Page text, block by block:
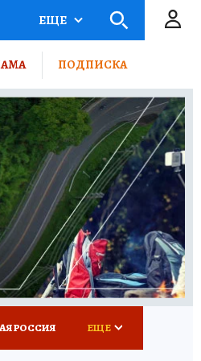
ЕЩЕ
ПОДПИСКА
РОССИЯ ЕЩЕ